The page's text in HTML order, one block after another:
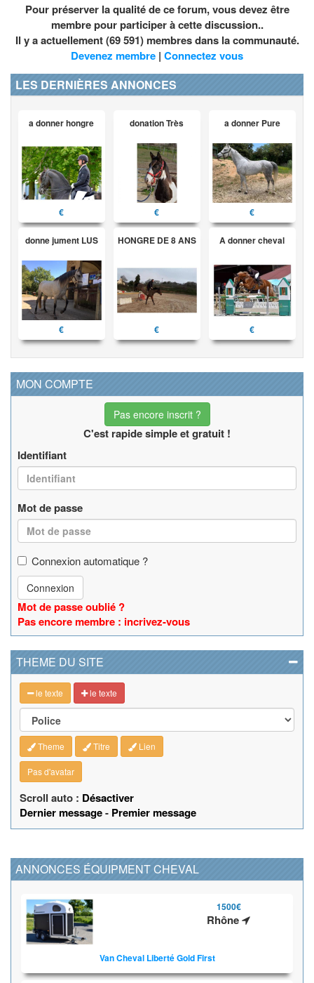
Pour préserver la qualité de ce forum, vous devez être
membre pour participer à cette discussion..
Il y a actuellement (69 591) membres dans la communauté.
Devenez membre | Connectez vous
LES DERNIÈRES ANNONCES
a donner hongre
€
donation Très
€
a donner Pure
€
donne jument LUS
€
HONGRE DE 8 ANS
€
A donner cheval
€
MON COMPTE
Pas encore inscrit ?
C'est rapide simple et gratuit !
Identifiant
Mot de passe
Connexion automatique ?
Connexion
Mot de passe oublié ?
Pas encore membre : incrivez-vous
THEME DU SITE
le texte le texte
Theme Titre Lien
Pas d'avatar
Scroll auto : Désactiver
Dernier message- Premier message
ANNONCES ÉQUIPMENT CHEVAL
1500€
Rhône
Van Cheval Liberté Gold First